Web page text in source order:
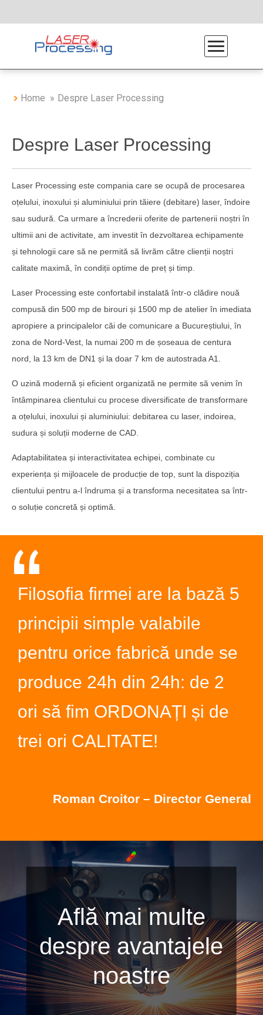
Procesul de producție
De ce Laser Processing
Galerie Foto
Program de reducere deșeuri
Home Despre Laser Processing
Despre Laser Processing
Laser Processing este compania care se ocupă de procesarea
oțelului, inoxului și aluminiului prin tăiere (debitare) laser, îndoire
sau sudură. Ca urmare a încrederii oferite de partenerii noștri în
ultimii ani de activitate, am investit în dezvoltarea echipamente
și tehnologii care să ne permită să livrăm către clienții noștri
calitate maximă, în condiții optime de preț și timp.
Laser Processing este confortabil instalată într-o clădire nouă
compusă din 500 mp de birouri și 1500 mp de atelier în imediata
apropiere a principalelor căi de comunicare a Bucureștiului, în
zona de Nord-Vest, la numai 200 m de șoseaua de centura
nord, la 13 km de DN1 și la doar 7 km de autostrada A1.
O uzină modernă și eficient organizată ne permite să venim în
întâmpinarea clientului cu procese diversificate de transformare
a oțelului, inoxului și aluminiului: debitarea cu laser, indoirea,
sudura și soluții moderne de CAD.
Adaptabilitatea și interactivitatea echipei, combinate cu
experiența și mijloacele de producție de top, sunt la dispoziția
clientului pentru a-l îndruma și a transforma necesitatea sa într-
o soluție concretă și optimă.
Filosofia firmei are la bază 5
principii simple valabile
pentru orice fabrică unde se
produce 24h din 24h: de 2
ori să fim ORDONAȚI și de
trei ori CALITATE!
Roman Croitor – Director General
Află mai multe
despre avantajele
noastre